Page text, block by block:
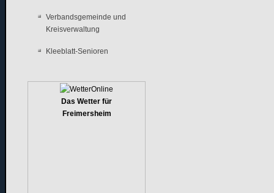
Verbandsgemeinde und
Kreisverwaltung
Kleeblatt-Senioren
Das Wetter für
Freimersheim